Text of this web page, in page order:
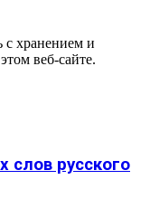
с хранением и
веб-сайте.
русского